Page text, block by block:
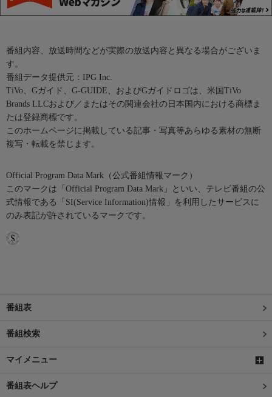
番組内容、放送時間などが実際の放送内容と異なる場合がございま
す。
番組データ提供元：IPG Inc.
TiVo、Gガイド、G-GUIDE、およびGガイドロゴは、米国TiVo
Brands LLCおよび／またはその関連会社の日本国内における商標ま
たは登録商標です。
このホームページに掲載している記事・写真等あらゆる素材の無断
複写・転載を禁じます。
Official Program Data Mark（公式番組情報マーク）
このマークは「Official Program Data Mark」といい、テレビ番組の公
式情報である「SI(Service Information)情報」を利用したサービスに
のみ表記が許されているマークです。
番組表
番組検索
マイメニュー
番組表ヘルプ